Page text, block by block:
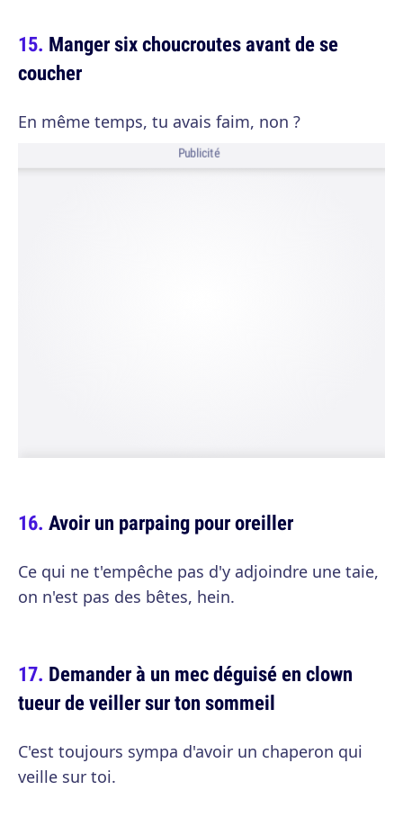
Manger six choucroutes avant de se
coucher
En même temps, tu avais faim, non ?
Publicité
Avoir un parpaing pour oreiller
Ce qui ne t'empêche pas d'y adjoindre une taie,
on n'est pas des bêtes, hein.
Demander à un mec déguisé en clown
tueur de veiller sur ton sommeil
C'est toujours sympa d'avoir un chaperon qui
veille sur toi.